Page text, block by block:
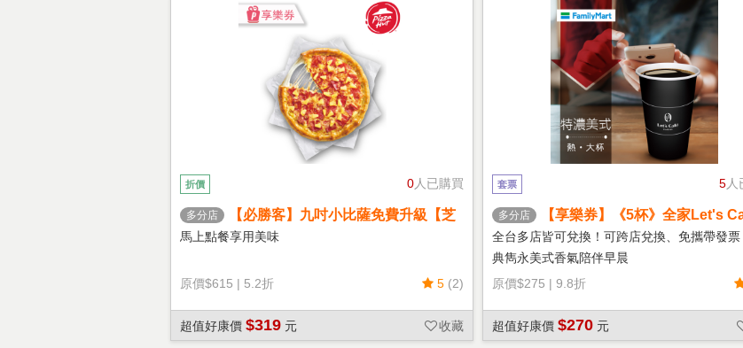
0人已購買
折價
多分店
【必勝客】九吋小比薩免費升級【芝
心餅皮】享樂券
馬上點餐享用美味
原價$615 | 5.2折 5 (2)
超值好康價 $319 元 收藏
5人
套票
多分店
【享樂券】《5杯》全家Let's
熱特濃美式(大杯)
全台多店皆可兌換！可跨店兌換、免攜帶發票
典雋永美式香氣陪伴早晨
原價$275 | 9.8折
超值好康價 $270 元